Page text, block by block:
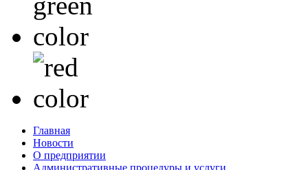
Главная
Новости
О предприятии
Административные процедуры и услуги